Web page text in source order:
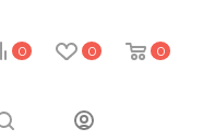
0 0 0